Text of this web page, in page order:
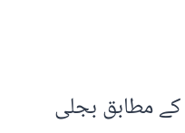
کے مطابق بجلی